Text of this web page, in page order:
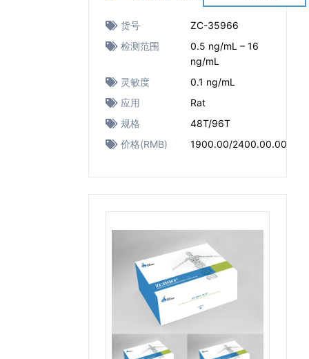
货号
ZC-35966
检测范围
0.5 ng/mL – 16
ng/mL
灵敏度
0.1 ng/mL
应用
Rat
规格
48T/96T
价格(RMB)
1900.00/2400.00.00